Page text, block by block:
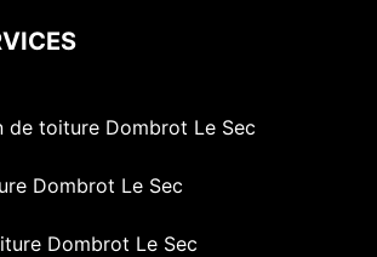
de toiture Dombrot Le Sec
Dombrot Le Sec
Dombrot Le Sec